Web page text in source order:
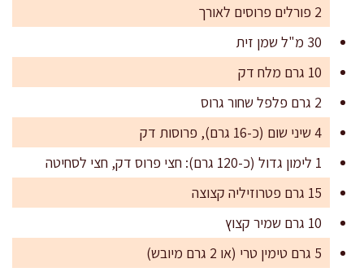
2 פורלים פרוסים לאורך
30 מ"ל שמן זית
10 גרם מלח דק
2 גרם פלפל שחור גרוס
4 שיני שום (כ-16 גרם), פרוסות דק
1 לימון גדול (כ-120 גרם): חצי פרוס דק, חצי לסחיטה
15 גרם פטרוזיליה קצוצה
10 גרם שמיר קצוץ
5 גרם טימין טרי (או 2 גרם מיובש)